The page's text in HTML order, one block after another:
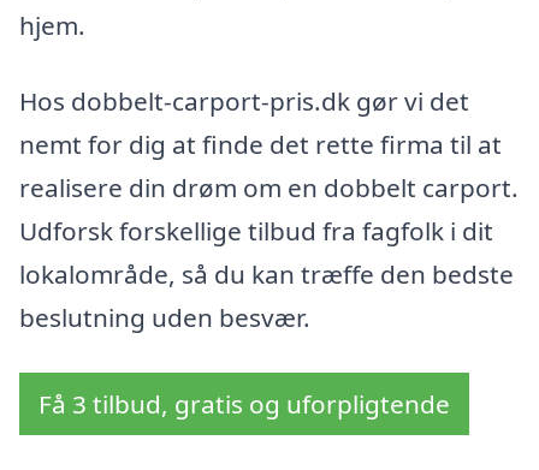
hjem.
Hos dobbelt-carport-pris.dk gør vi det
nemt for dig at finde det rette firma til at
realisere din drøm om en dobbelt carport.
Udforsk forskellige tilbud fra fagfolk i dit
lokalområde, så du kan træffe den bedste
beslutning uden besvær.
Få 3 tilbud, gratis og uforpligtende